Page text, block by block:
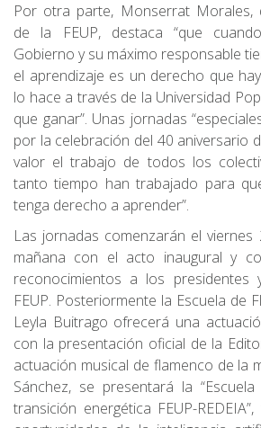
Por otra parte, Monserrat Morales,
de la FEUP, destaca “que
Gobierno y su máximo responsable
el aprendizaje es un derecho que
lo hace a través de la Universidad
que ganar”. Unas jornadas
por la celebración del 40 aniversario
valor el trabajo de todos los
tanto tiempo han trabajado para
tenga derecho a aprender”.
Las jornadas comenzarán el
mañana con el acto inaugural y
reconocimientos a los presidentes
FEUP. Posteriormente la Escuela de
Leyla Buitrago ofrecerá una
con la presentación oficial de la
actuación musical de flamenco de la
Sánchez, se presentará la
transición energética FEUP-